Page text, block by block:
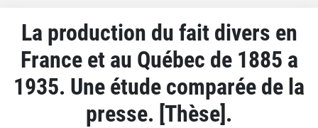
La production du fait divers en
France et au Québec de 1885 a
1935. Une étude comparée de la
presse. [Thèse].